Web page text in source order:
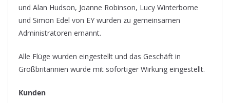
und Alan Hudson, Joanne Robinson, Lucy Winterborne
und Simon Edel von EY wurden zu gemeinsamen
Administratoren ernannt.
Alle Flüge wurden eingestellt und das Geschäft in
Großbritannien wurde mit sofortiger Wirkung eingestellt.
Kunden